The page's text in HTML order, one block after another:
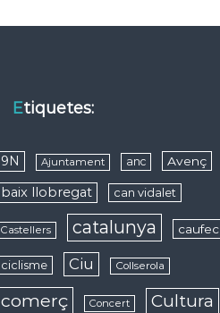
Etiquetes:
9N Ajuntament anc Avenç
baix llobregat can vidalet
Castellers catalunya caufec
ciclisme Ciu Collserola
comerç Concert Cultura